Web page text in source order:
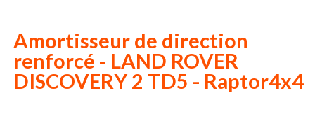
Amortisseur de direction
renforcé - LAND ROVER
DISCOVERY 2 TD5 - Raptor4x4